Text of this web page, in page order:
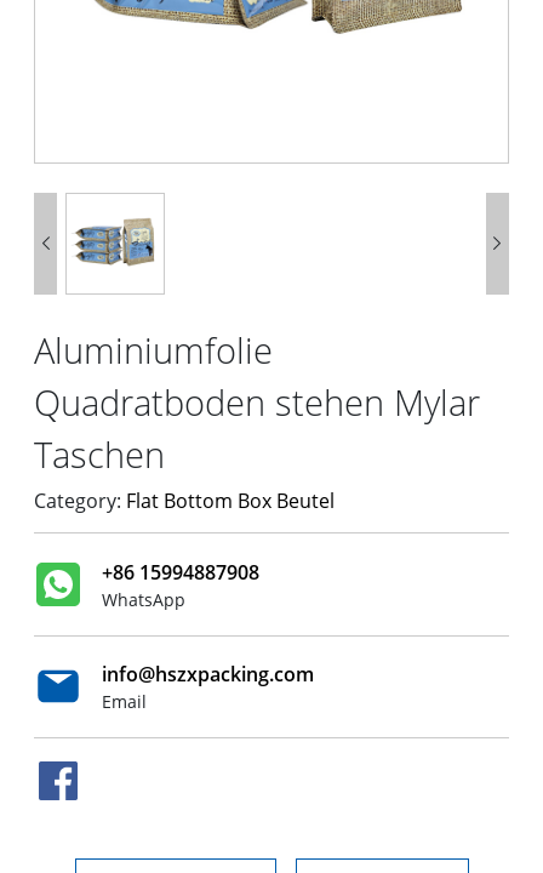
 
Aluminiumfolie
Quadratboden stehen Mylar
Taschen
Category: Flat Bottom Box Beutel
+86 15994887908
WhatsApp
info@hszxpacking.com
Email